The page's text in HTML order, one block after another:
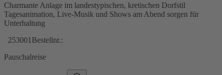
Charmante Anlage im landestypischen, kretischen Dorfstil
Tagesanimation, Live-Musik und Shows am Abend sorgen für
Unterhaltung
253001 Bestellnr.:
Pauschalreise